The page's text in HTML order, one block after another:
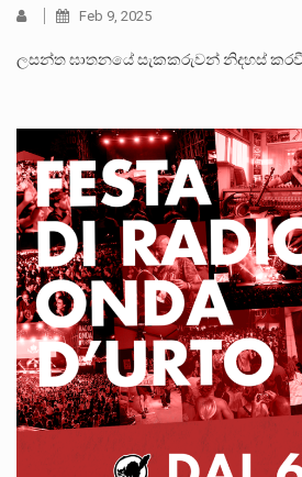
Feb 9, 2025
ලසන්ත ඝාතනයේ සැකකරුවන් නිදහස් කරවීම